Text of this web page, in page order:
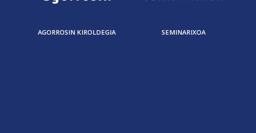
AGORROSIN KIROLDEGIA SEMINARIXOA